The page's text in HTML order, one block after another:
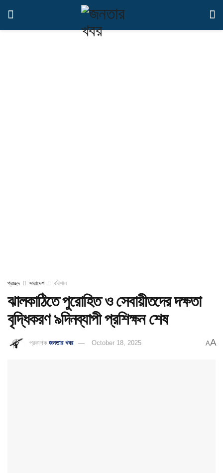
প্রচ্ছদ সারাদেশ বরিশাল
ঝালকাঠিতে পুরোহিত ও সেবায়ীতদের দক্ষতা
বৃদ্ধিকরণ ৯দিনব্যাপী প্রশিক্ষন শেষ
প্রকাশক জনতার খবর October 18, 2025 AA